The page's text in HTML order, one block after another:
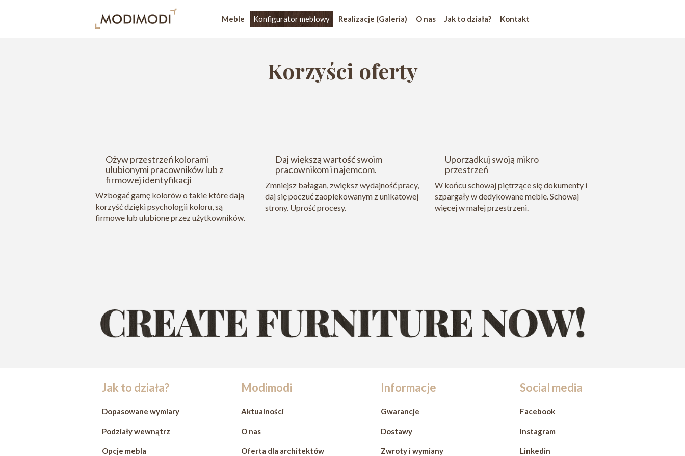
Meble Konfigurator meblowy Realizacje (Galeria) O nas Jak to działa? Kontakt
Korzyści oferty
Ożyw przestrzeń kolorami
ulubionymi pracowników lub z
firmowej identyfikacji
Wzbogać gamę kolorów o takie które dają
korzyść dzięki psychologii koloru, są
firmowe lub ulubione przez użytkowników.
Daj większą wartość swoim
pracownikom i najemcom.
Zmniejsz bałagan, zwiększ wydajność pracy,
daj się poczuć zaopiekowanym z unikatowej
strony. Uprość procesy.
Uporządkuj swoją mikro
przestrzeń
W końcu schowaj piętrzące się dokumenty i
szpargały w dedykowane meble. Schowaj
więcej w małej przestrzeni.
Jak to działa?
Dopasowane wymiary
Podziały wewnątrz
Opcje mebla
Modimodi
Aktualności
O nas
Oferta dla architektów
Informacje
Gwarancje
Dostawy
Zwroty i wymiany
Social media
Facebook
Instagram
Linkedin